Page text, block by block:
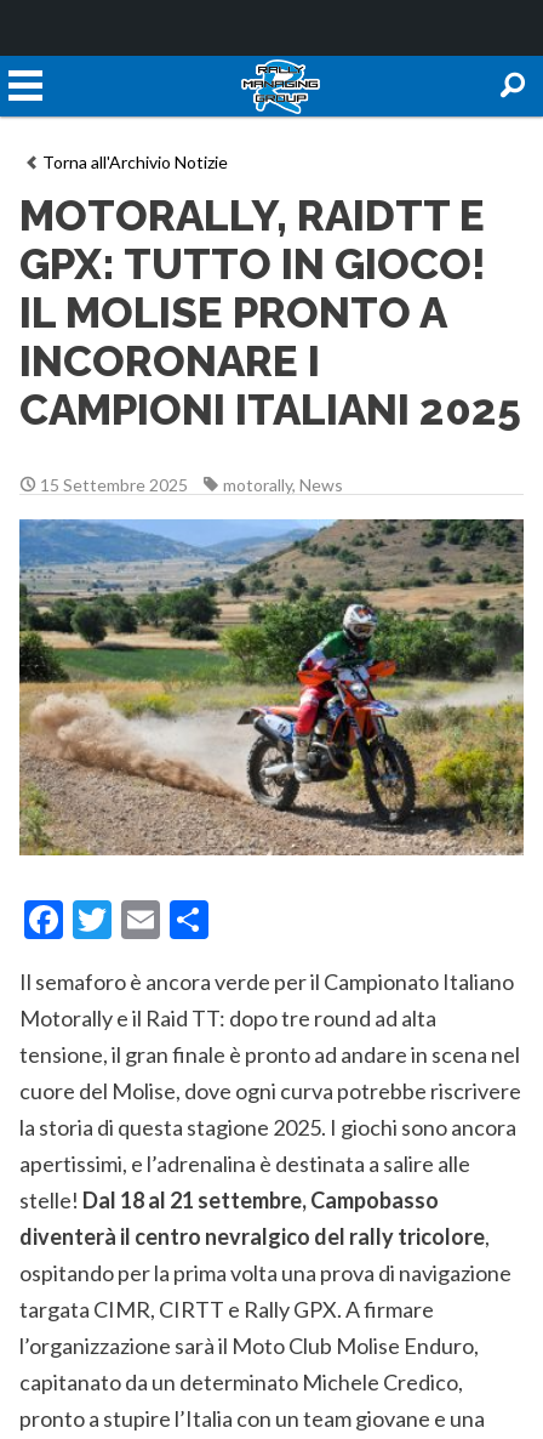
Torna all'Archivio Notizie
MOTORALLY, RAIDTT E
GPX: TUTTO IN GIOCO!
IL MOLISE PRONTO A
INCORONARE I
CAMPIONI ITALIANI 2025
15 Settembre 2025 motorally, News
Facebook
Twitter
Email
Il semaforo è ancora verde per il Campionato Italiano
Motorally e il Raid TT: dopo tre round ad alta
tensione, il gran finale è pronto ad andare in scena nel
cuore del Molise, dove ogni curva potrebbe riscrivere
la storia di questa stagione 2025. I giochi sono ancora
apertissimi, e l’adrenalina è destinata a salire alle
stelle! Dal 18 al 21 settembre, Campobasso
diventerà il centro nevralgico del rally tricolore,
ospitando per la prima volta una prova di navigazione
targata CIMR, CIRTT e Rally GPX. A firmare
l’organizzazione sarà il Moto Club Molise Enduro,
capitanato da un determinato Michele Credico,
pronto a stupire l’Italia con un team giovane e una